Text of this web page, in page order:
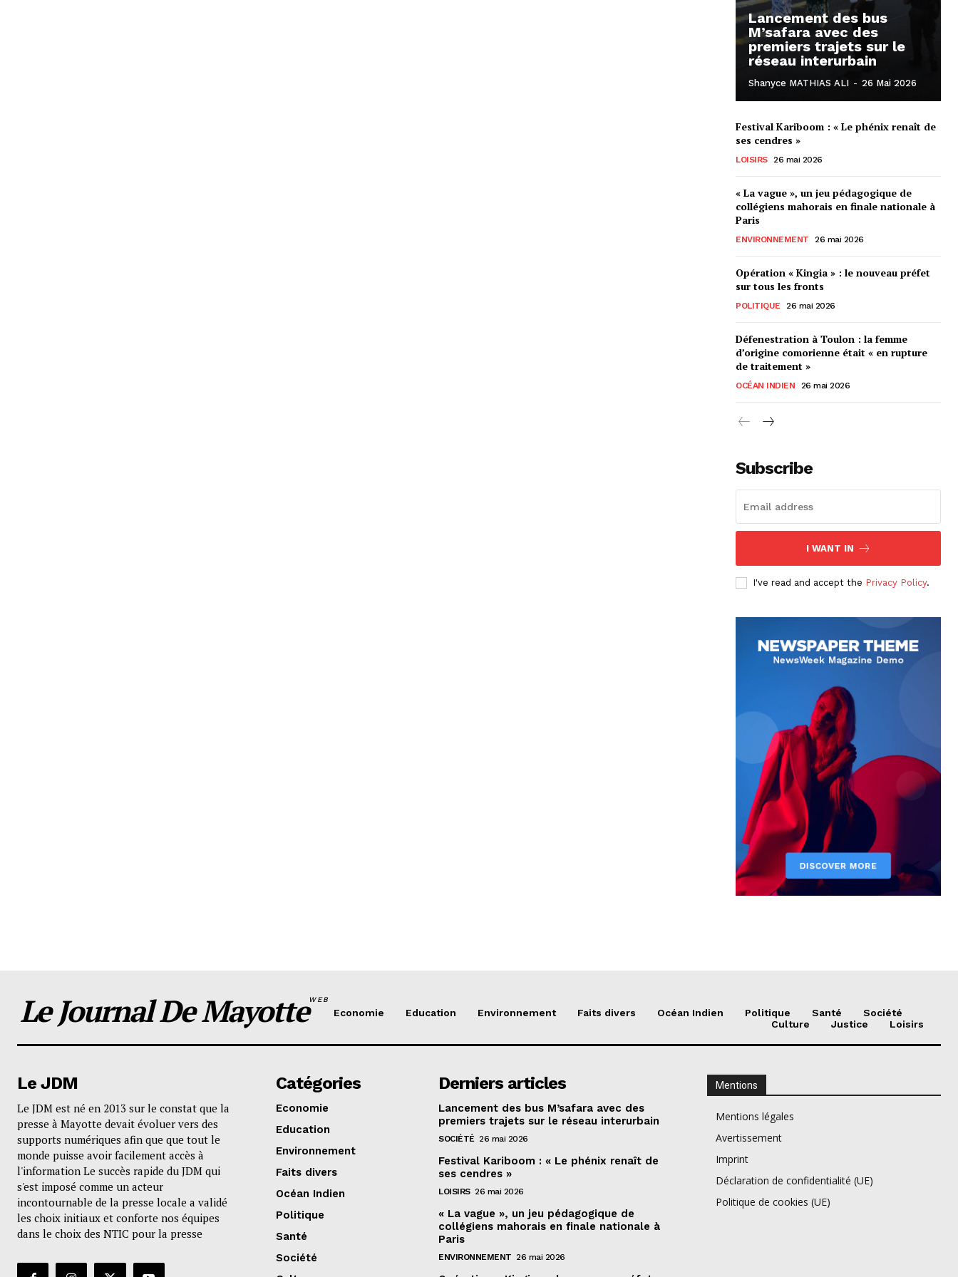
Lancement des bus
M’safara avec des
premiers trajets sur le
réseau interurbain
Shanyce MATHIAS ALI - 26 Mai 2026
Festival Kariboom : « Le phénix renaît de
ses cendres »
LOISIRS 26 mai 2026
« La vague », un jeu pédagogique de
collégiens mahorais en finale nationale à
Paris
ENVIRONNEMENT 26 mai 2026
Opération « Kingia » : le nouveau préfet
sur tous les fronts
POLITIQUE 26 mai 2026
Défenestration à Toulon : la femme
d’origine comorienne était « en rupture
de traitement »
OCÉAN INDIEN 26 mai 2026
Subscribe
I WANT IN
I've read and accept the Privacy Policy.
Le Journal De MayotteWEB
Economie Education Environnement Faits divers Océan Indien Politique Santé
Société
Culture
Justice Loisirs
Le JDM
Le JDM est né en 2013 sur le constat que la
presse à Mayotte devait évoluer vers des
supports numériques afin que que tout le
monde puisse avoir facilement accès à
l'information Le succès rapide du JDM qui
s'est imposé comme un acteur
incontournable de la presse locale a validé
les choix initiaux et conforte nos équipes
dans le choix des NTIC pour la presse
Catégories
Economie
Education
Environnement
Faits divers
Océan Indien
Politique
Santé
Société
Derniers articles
Lancement des bus M’safara avec des
premiers trajets sur le réseau interurbain
SOCIÉTÉ 26 mai 2026
Festival Kariboom : « Le phénix renaît de
ses cendres »
LOISIRS 26 mai 2026
« La vague », un jeu pédagogique de
collégiens mahorais en finale nationale à
Paris
ENVIRONNEMENT 26 mai 2026
Mentions
Mentions légales
Avertissement
Imprint
Déclaration de confidentialité (UE)
Politique de cookies (UE)